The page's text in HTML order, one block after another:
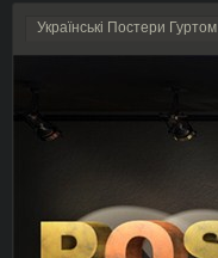
Українські Постери Гуртом